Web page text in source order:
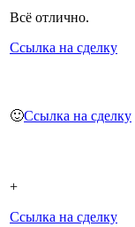
Всё отлично.
Ссылка на сделку
🙂Ссылка на сделку
+
Ссылка на сделку